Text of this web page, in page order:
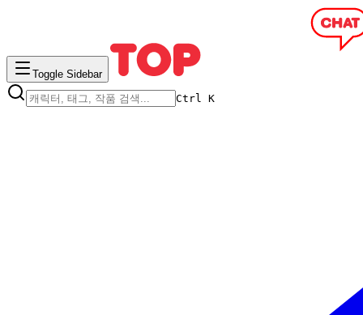
Toggle Sidebar
Ctrl K